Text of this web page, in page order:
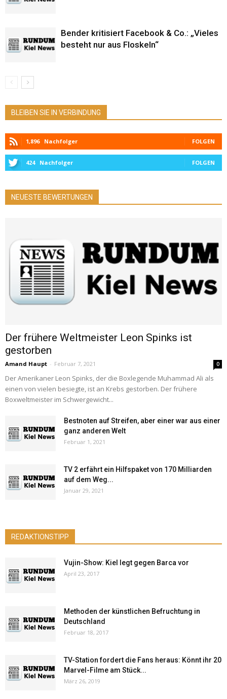
Bender kritisiert Facebook & Co.: „Vieles
besteht nur aus Floskeln“
BLEIBEN SIE IN VERBINDUNG
1,896 Nachfolger FOLGEN
424 Nachfolger FOLGEN
NEUESTE BEWERTUNGEN
Der frühere Weltmeister Leon Spinks ist
gestorben
Amand Haupt - Februar 7, 2021 0
Der Amerikaner Leon Spinks, der die Boxlegende Muhammad Ali als
einen von vielen besiegte, ist an Krebs gestorben. Der frühere
Boxweltmeister im Schwergewicht...
Bestnoten auf Streifen, aber einer war aus einer
ganz anderen Welt
Februar 1, 2021
TV 2 erfährt ein Hilfspaket von 170 Milliarden
auf dem Weg...
Januar 29, 2021
REDAKTIONSTIPP
Vujin-Show: Kiel legt gegen Barca vor
April 23, 2017
Methoden der künstlichen Befruchtung in
Deutschland
Februar 18, 2017
TV-Station fordert die Fans heraus: Könnt ihr 20
Marvel-Filme am Stück...
März 26, 2019